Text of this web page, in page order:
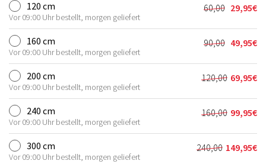
50,00€
19,95€.
120 cm
Vor 09:00 Uhr bestellt, morgen geliefert
60,00
Preis
war:
60,00€
29,95€
Aktueller
Preis
ist:
29,95€.
160 cm
Vor 09:00 Uhr bestellt, morgen geliefert
90,00
Preis
war:
90,00€
49,95€
Aktueller
Preis
ist:
49,95€.
200 cm
Vor 09:00 Uhr bestellt, morgen geliefert
120,00
Preis
war:
120,00€
69,95€
Aktueller
Preis
ist:
69,95€.
240 cm
Vor 09:00 Uhr bestellt, morgen geliefert
160,00
Preis
war:
160,00€
99,95€
Aktueller
Preis
ist:
99,95€.
300 cm
Vor 09:00 Uhr bestellt, morgen geliefert
240,00 149,95€
Aktueller